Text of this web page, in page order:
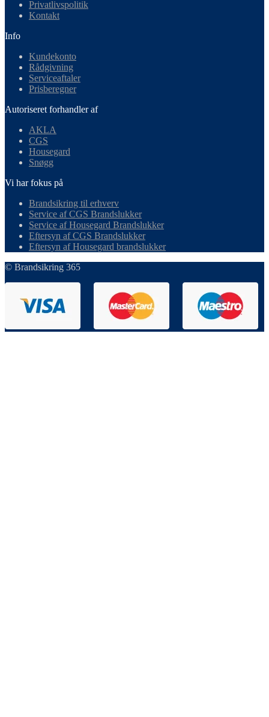
Privatlivspolitik
Kontakt
Info
Kundekonto
Rådgivning
Serviceaftaler
Prisberegner
Autoriseret forhandler af
AKLA
CGS
Housegard
Snøgg
Vi har fokus på
Brandsikring til erhverv
Service af CGS Brandslukker
Service af Housegard Brandslukker
Eftersyn af CGS Brandslukker
Eftersyn af Housegard brandslukker
© Brandsikring 365